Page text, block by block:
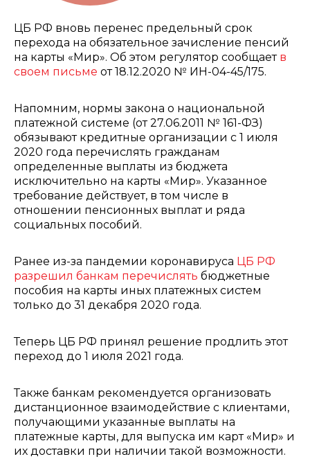
ЦБ РФ вновь перенес предельный срок
перехода на обязательное зачисление пенсий
на карты «Мир». Об этом регулятор сообщает в
своем письме от 18.12.2020 № ИН-04-45/175.
Напомним, нормы закона о национальной
платежной системе (от 27.06.2011 № 161-ФЗ)
обязывают кредитные организации с 1 июля
2020 года перечислять гражданам
определенные выплаты из бюджета
исключительно на карты «Мир». Указанное
требование действует, в том числе в
отношении пенсионных выплат и ряда
социальных пособий.
Ранее из-за пандемии коронавируса ЦБ РФ
разрешил банкам перечислять бюджетные
пособия на карты иных платежных систем
только до 31 декабря 2020 года.
Теперь ЦБ РФ принял решение продлить этот
переход до 1 июля 2021 года.
Также банкам рекомендуется организовать
дистанционное взаимодействие с клиентами,
получающими указанные выплаты на
платежные карты, для выпуска им карт «Мир» и
их доставки при наличии такой возможности.